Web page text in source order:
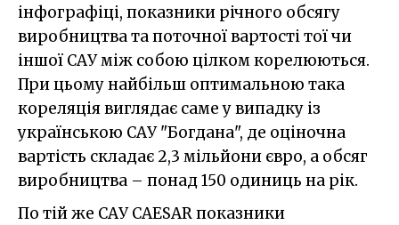
інфографіці, показники річного обсягу
виробництва та поточної вартості тої чи
іншої САУ між собою цілком корелюються.
При цьому найбільш оптимальною така
кореляція виглядає саме у випадку із
українською САУ "Богдана", де оціночна
вартість складає 2,3 мільйони євро, а обсяг
виробництва – понад 150 одиниць на рік.
По тій же САУ CAESAR показники